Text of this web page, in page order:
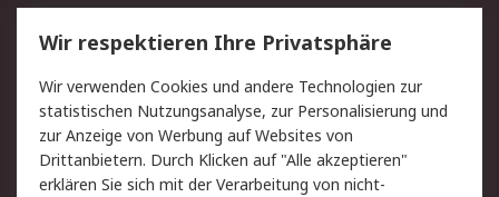
Service
Value Added Services
Lieferlösungen
Rücksendungen
Kontakt
Hilfe
Privatkunden
Rechtliches
Wir respektieren Ihre Privatsphäre
Wir verwenden Cookies und andere Technologien zur
statistischen Nutzungsanalyse, zur Personalisierung und
zur Anzeige von Werbung auf Websites von
Drittanbietern. Durch Klicken auf "Alle akzeptieren"
erklären Sie sich mit der Verarbeitung von nicht-